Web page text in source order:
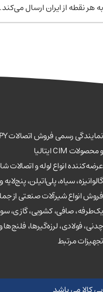
هر نقطه از ایران ارسال می‌کند.
و محصولات CIM ایتالیا
عرضه‌کننده انواع لوله و اتصالات
گالوانیزه، سیاه، پلی‌اتیلن، پنج‌لایه
فروش انواع شیرآلات صنعتی از
یک‌طرفه، صافی، کشویی، گازی،
چدنی، فولادی، لرزه‌گیرها، فلنج‌ها
تجهیزات مرتبط